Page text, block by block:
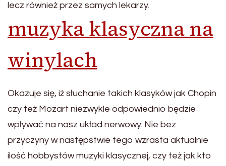
lecz również przez samych lekarzy.
muzyka klasyczna na
winylach
Okazuje się, iż słuchanie takich klasyków jak Chopin
czy też Mozart niezwykle odpowiednio będzie
wpływać na nasz układ nerwowy. Nie bez
przyczyny w następstwie tego wzrasta aktualnie
ilość hobbystów muzyki klasycznej, czy też jak kto